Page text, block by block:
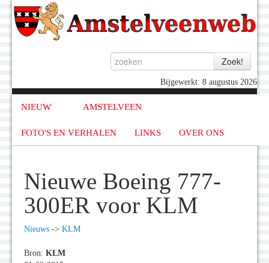
Bijgewerkt: 8 augustus 2026
NIEUW AMSTELVEEN
FOTO'S EN VERHALEN LINKS OVER ONS
Nieuwe Boeing 777-
300ER voor KLM
Nieuws -> KLM
Bron: KLM